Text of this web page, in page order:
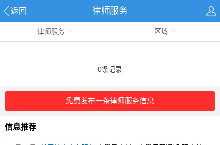
返回 律师服务
律师服务 区域
0条记录
免费发布一条律师服务信息
信息推荐